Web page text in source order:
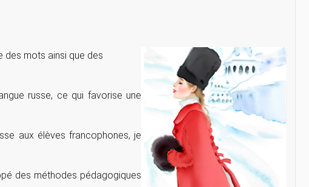
des mots ainsi que des
russe, ce qui favorise une
aux élèves francophones, je
des méthodes pédagogiques